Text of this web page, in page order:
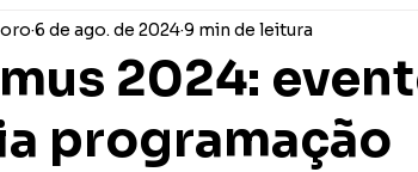
2024:
programação
6 de ago. de 20249 min de leitura